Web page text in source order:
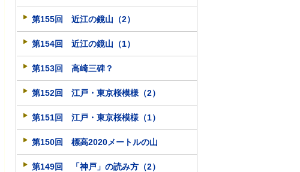
第155回 近江の鏡山（2）
第154回 近江の鏡山（1）
第153回 高崎三碑？
第152回 江戸・東京桜模様（2）
第151回 江戸・東京桜模様（1）
第150回 標高2020メートルの山
第149回 「神戸」の読み方（2）